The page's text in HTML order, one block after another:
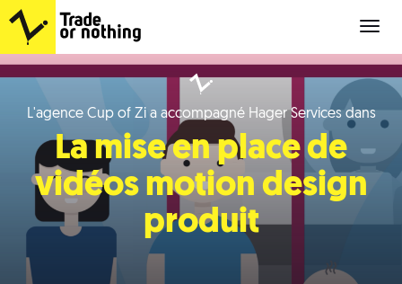
Cup
of
L'agence Cup of Zi a accompagné Hager Services dans
La mise en place de
vidéos motion design
produit